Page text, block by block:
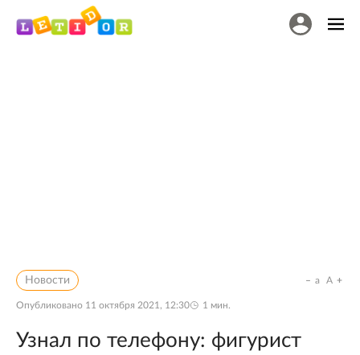
Новости
Опубликовано 11 октября 2021, 12:30 1 мин.
a A
Узнал по телефону: фигурист